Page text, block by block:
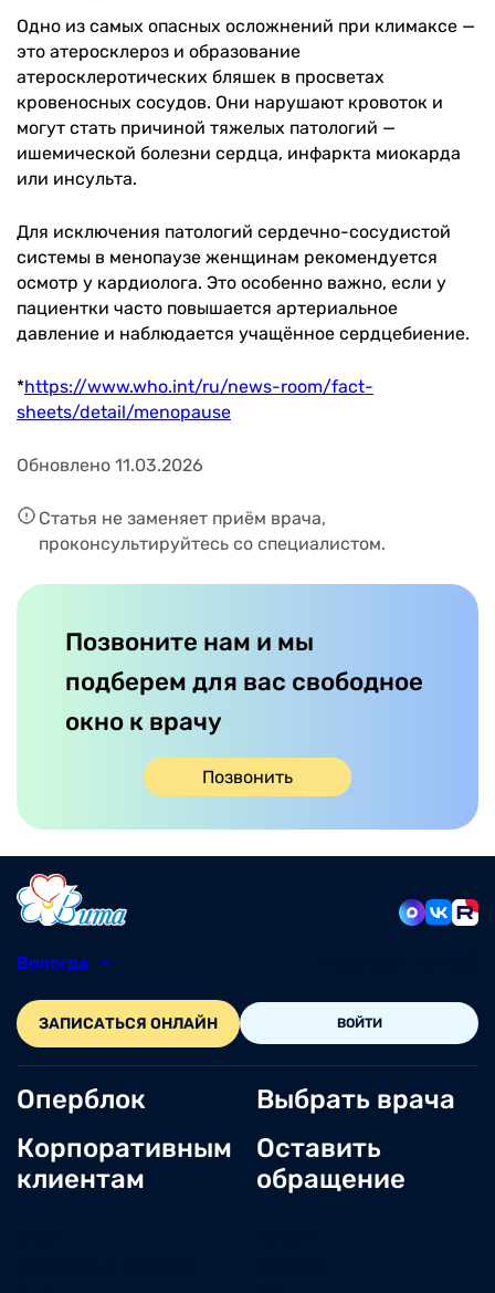
Одно из самых опасных осложнений при климаксе —
это атеросклероз и образование
атеросклеротических бляшек в просветах
кровеносных сосудов. Они нарушают кровоток и
могут стать причиной тяжелых патологий —
ишемической болезни сердца, инфаркта миокарда
или инсульта.
Для исключения патологий сердечно-сосудистой
системы в менопаузе женщинам рекомендуется
осмотр у кардиолога. Это особенно важно, если у
пациентки часто повышается артериальное
давление и наблюдается учащённое сердцебиение.
*https://www.who.int/ru/news-room/fact-
sheets/detail/menopause
Обновлено 11.03.2026
Статья не заменяет приём врача,
проконсультируйтесь со специалистом.
Позвоните нам и мы
подберем для вас свободное
окно к врачу
Позвонить
Вологда
ЗАПИСАТЬСЯ ОНЛАЙН ВОЙТИ
Оперблок
Корпоративным
клиентам
Выбрать врача
Оставить
обращение